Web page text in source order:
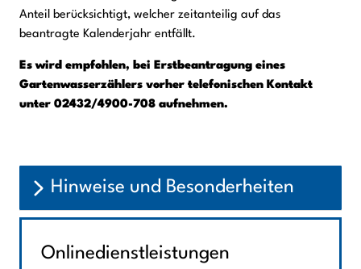
Anteil berücksichtigt, welcher zeitanteilig auf das
beantragte Kalenderjahr entfällt.
Es wird empfohlen, bei Erstbeantragung eines
Gartenwasserzählers vorher telefonischen Kontakt
unter 02432/4900-708 aufnehmen.
Hinweise und Besonderheiten
Onlinedienstleistungen